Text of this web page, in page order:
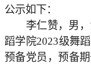
公示如下：
李仁赞， 男 ，
蹈学院2023级舞
预备党员 ，预备